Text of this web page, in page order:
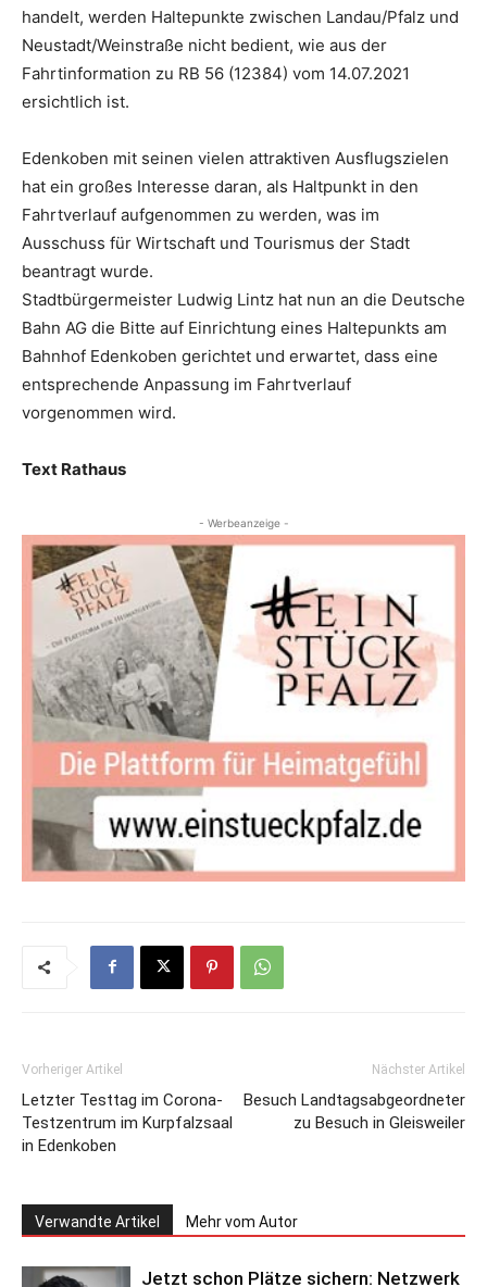
handelt, werden Haltepunkte zwischen Landau/Pfalz und
Neustadt/Weinstraße nicht bedient, wie aus der
Fahrtinformation zu RB 56 (12384) vom 14.07.2021
ersichtlich ist.
Edenkoben mit seinen vielen attraktiven Ausflugszielen
hat ein großes Interesse daran, als Haltpunkt in den
Fahrtverlauf aufgenommen zu werden, was im
Ausschuss für Wirtschaft und Tourismus der Stadt
beantragt wurde.
Stadtbürgermeister Ludwig Lintz hat nun an die Deutsche
Bahn AG die Bitte auf Einrichtung eines Haltepunkts am
Bahnhof Edenkoben gerichtet und erwartet, dass eine
entsprechende Anpassung im Fahrtverlauf
vorgenommen wird.
Text Rathaus
- Werbeanzeige -
Vorheriger Artikel
Letzter Testtag im Corona-
Testzentrum im Kurpfalzsaal
in Edenkoben
Nächster Artikel
Besuch Landtagsabgeordneter
zu Besuch in Gleisweiler
Verwandte Artikel Mehr vom Autor
Jetzt schon Plätze sichern: Netzwerk